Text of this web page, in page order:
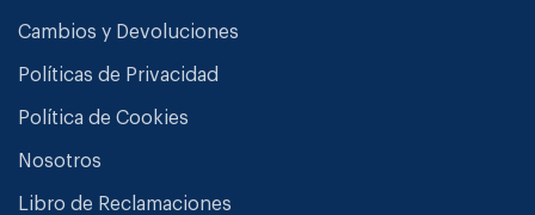
Cambios y Devoluciones
Políticas de Privacidad
Política de Cookies
Nosotros
Libro de Reclamaciones